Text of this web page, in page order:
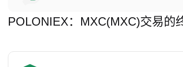
POLONIEX：MXC(MXC)交易的